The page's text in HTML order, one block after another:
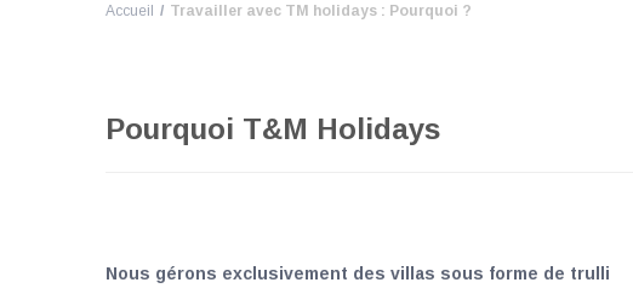
Accueil Travailler avec TM holidays : Pourquoi ?
Pourquoi T&M Holidays
Nous gérons exclusivement des villas sous forme de trulli